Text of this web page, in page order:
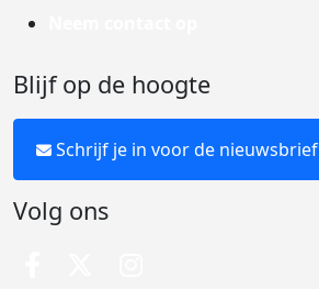
Blijf op de hoogte
Schrijf je in voor de nieuwsbrief
Volg ons